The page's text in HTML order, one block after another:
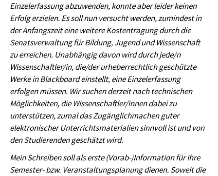
Einzelerfassung abzuwenden, konnte aber leider keinen
Erfolg erzielen. Es soll nun versucht werden, zumindest in
der Anfangszeit eine weitere Kostentragung durch die
Senatsverwaltung für Bildung, Jugend und Wissenschaft
zu erreichen. Unabhängig davon wird durch jede/n
Wissenschaftler/in, die/der urheberrechtlich geschützte
Werke in Blackboard einstellt, eine Einzelerfassung
erfolgen müssen. Wir suchen derzeit nach technischen
Möglichkeiten, die Wissenschaftler/innen dabei zu
unterstützen, zumal das Zugänglichmachen guter
elektronischer Unterrichtsmaterialien sinnvoll ist und von
den Studierenden geschätzt wird.
Mein Schreiben soll als erste (Vorab-)Information für Ihre
Semester- bzw. Veranstaltungsplanung dienen. Soweit die